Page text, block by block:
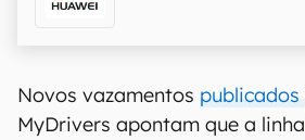
Novos vazamentos publicados
MyDrivers apontam que a linha